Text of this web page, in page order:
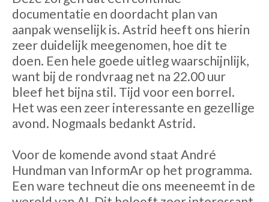
documentatie en doordacht plan van
aanpak wenselijk is. Astrid heeft ons hierin
zeer duidelijk meegenomen, hoe dit te
doen. Een hele goede uitleg waarschijnlijk,
want bij de rondvraag net na 22.00 uur
bleef het bijna stil. Tijd voor een borrel.
Het was een zeer interessante en gezellige
avond. Nogmaals bedankt Astrid.
Voor de komende avond staat André
Hundman van InformAr op het programma.
Een ware techneut die ons meeneemt in de